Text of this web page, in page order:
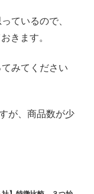
ているので、
きます。
みてください
が、商品数が少